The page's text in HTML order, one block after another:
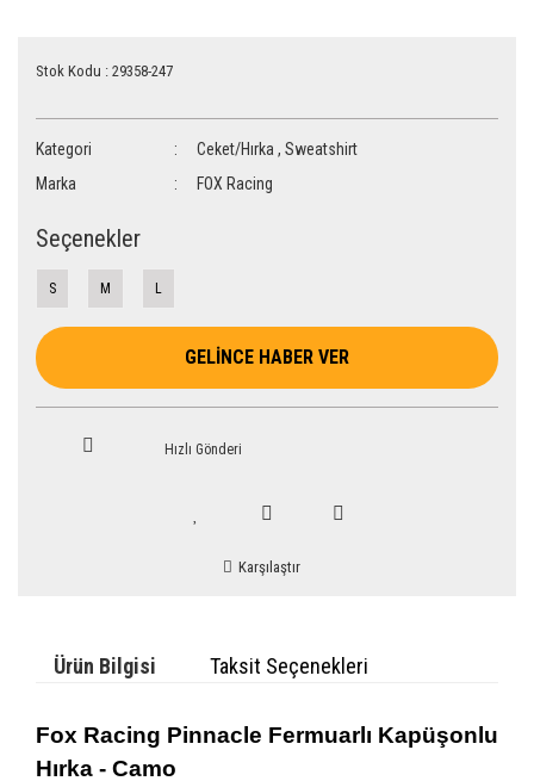
Stok Kodu : 29358-247
Kategori Ceket/Hırka ,Sweatshirt
Marka
FOX Racing
Seçenekler
S M L
GELİNCE HABER VER
Hızlı Gönderi
Karşılaştır
Ürün Bilgisi Taksit Seçenekleri
Fox Racing Pinnacle Fermuarlı Kapüşonlu
Hırka - Camo